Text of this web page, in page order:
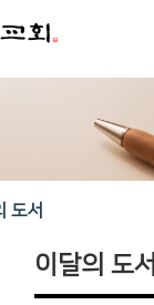
도서
이달의 도서